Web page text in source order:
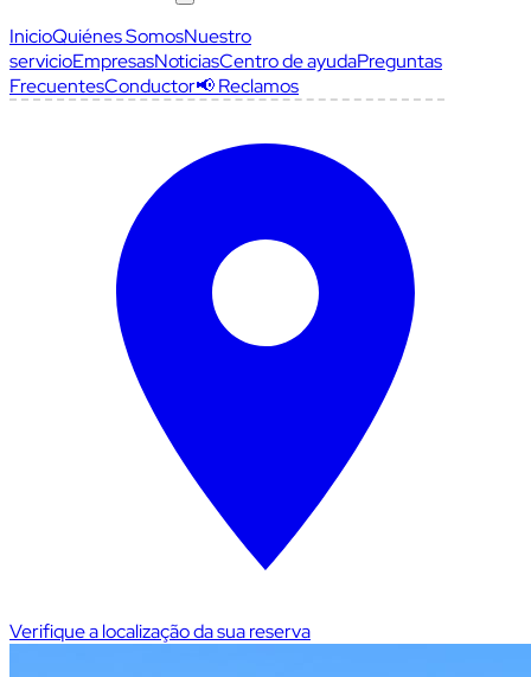
InicioQuiénes SomosNuestro
servicioEmpresasNoticiasCentro de ayudaPreguntas
FrecuentesConductor📢 Reclamos
Verifique a localização da sua reserva